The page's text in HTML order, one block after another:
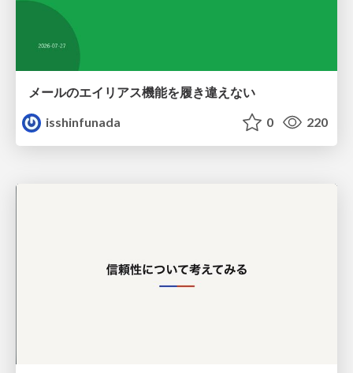
メールのエイリアス機能を履き違えない
isshinfunada
0 220